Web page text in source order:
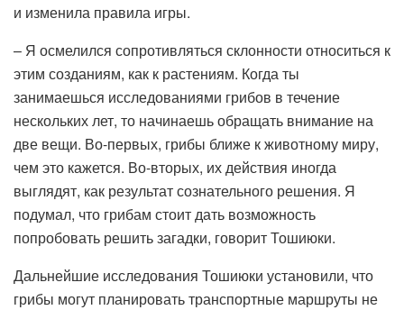
и изменила правила игры.
– Я осмелился сопротивляться склонности относиться к
этим созданиям, как к растениям. Когда ты
занимаешься исследованиями грибов в течение
нескольких лет, то начинаешь обращать внимание на
две вещи. Во-первых, грибы ближе к животному миру,
чем это кажется. Во-вторых, их действия иногда
выглядят, как результат сознательного решения. Я
подумал, что грибам стоит дать возможность
попробовать решить загадки, говорит Тошиюки.
Дальнейшие исследования Тошиюки установили, что
грибы могут планировать транспортные маршруты не